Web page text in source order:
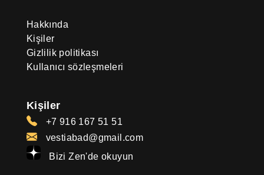
Hakkında
Kişiler
Gizlilik politikası
Kullanıcı sözleşmeleri
Kişiler
+7 916 167 51 51
vestiabad@gmail.com
Bizi Zen'de okuyun